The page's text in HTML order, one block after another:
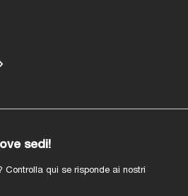
sedi!
Controlla qui se risponde ai nostri